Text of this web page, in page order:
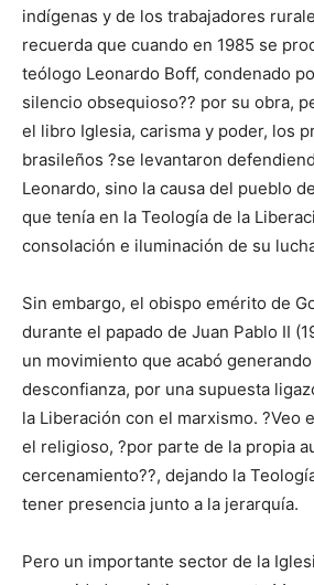
indígenas y de los trabajadores
recuerda que cuando en 1985 se
teólogo Leonardo Boff, condenado
silencio obsequioso?? por su obra,
el libro Iglesia, carisma y poder, los
brasileños ?se levantaron
Leonardo, sino la causa del pueblo
que tenía en la Teología de la
consolación e iluminación de su
Sin embargo, el obispo emérito de
durante el papado de Juan Pablo II
un movimiento que acabó
desconfianza, por una supuesta
la Liberación con el marxismo. ?Veo
el religioso, ?por parte de la propia
cercenamiento??, dejando la
tener presencia junto a la jerarquía.
Pero un importante sector de la